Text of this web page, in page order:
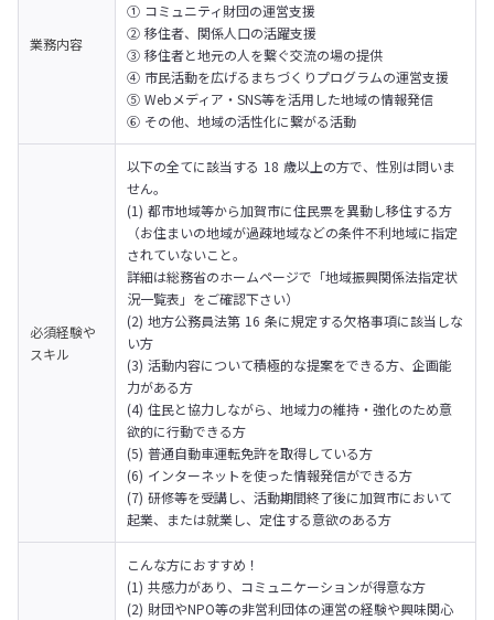
業務内容
① コミュニティ財団の運営支援
② 移住者、関係人口の活躍支援
③ 移住者と地元の人を繋ぐ交流の場の提供
④ 市民活動を広げるまちづくりプログラムの運営支援
⑤ Webメディア・SNS等を活用した地域の情報発信
⑥ その他、地域の活性化に繋がる活動
必須経験や
スキル
以下の全てに該当する 18 歳以上の方で、性別は問いま
せん。
(1) 都市地域等から加賀市に住民票を異動し移住する方
（お住まいの地域が過疎地域などの条件不利地域に指定
されていないこと。
詳細は総務省のホームページで「地域振興関係法指定状
況一覧表」をご確認下さい）
(2) 地方公務員法第 16 条に規定する欠格事項に該当しな
い方
(3) 活動内容について積極的な提案をできる方、企画能
力がある方
(4) 住民と協力しながら、地域力の維持・強化のため意
欲的に行動できる方
(5) 普通自動車運転免許を取得している方
(6) インターネットを使った情報発信ができる方
(7) 研修等を受講し、活動期間終了後に加賀市において
起業、または就業し、定住する意欲のある方
こんな方におすすめ！
(1) 共感力があり、コミュニケーションが得意な方
(2) 財団やNPO等の非営利団体の運営の経験や興味関心